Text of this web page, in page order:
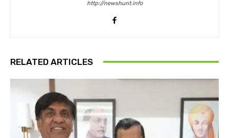
http://newshunt.info
RELATED ARTICLES